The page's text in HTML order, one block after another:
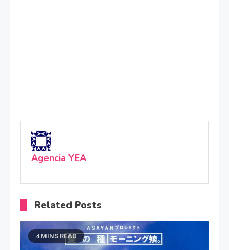
Agencia YEA
Related Posts
4 MINS READ